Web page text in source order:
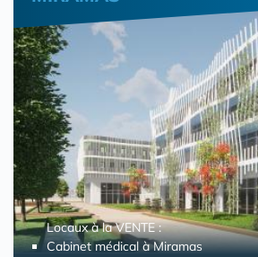
Locaux à la VENTE :
Cabinet médical à Miramas